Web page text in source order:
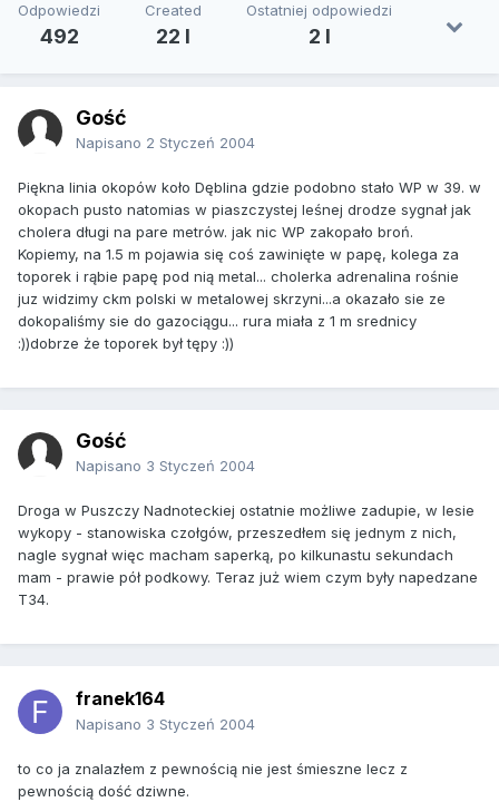
Odpowiedzi
492
Created
22 l
Ostatniej odpowiedzi
2 l
Gość
Napisano 2 Styczeń 2004
Piękna linia okopów koło Dęblina gdzie podobno stało WP w 39. w
okopach pusto natomias w piaszczystej leśnej drodze sygnał jak
cholera długi na pare metrów. jak nic WP zakopało broń.
Kopiemy, na 1.5 m pojawia się coś zawinięte w papę, kolega za
toporek i rąbie papę pod nią metal... cholerka adrenalina rośnie
juz widzimy ckm polski w metalowej skrzyni...a okazało sie ze
dokopaliśmy sie do gazociągu... rura miała z 1 m srednicy
:))dobrze że toporek był tępy :))
Gość
Napisano 3 Styczeń 2004
Droga w Puszczy Nadnoteckiej ostatnie możliwe zadupie, w lesie
wykopy - stanowiska czołgów, przeszedłem się jednym z nich,
nagle sygnał więc macham saperką, po kilkunastu sekundach
mam - prawie pół podkowy. Teraz już wiem czym były napedzane
T34.
franek164
Napisano 3 Styczeń 2004
to co ja znalazłem z pewnością nie jest śmieszne lecz z
pewnością dość dziwne.